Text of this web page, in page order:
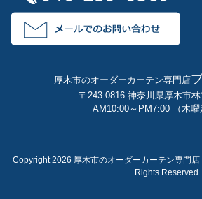
厚木市のオーダーカーテン専門店
〒243-0816 神奈川県厚木市
AM10:00～PM7:00 （木曜
Copyright 2026 厚木市のオーダーカーテン専門
Rights Reserved.